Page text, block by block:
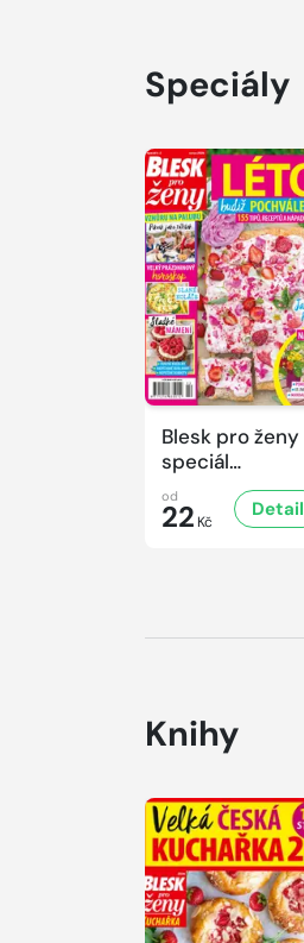
Speciály
Blesk pro ženy
speciál
č.2/2026
od
22 Kč
Detail
Knihy